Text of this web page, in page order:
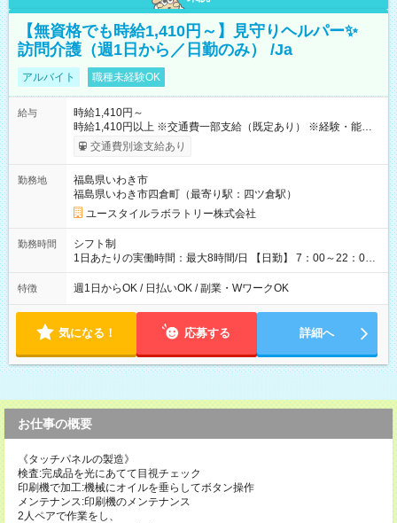
【無資格でも時給1,410円～】見守りヘルパー✨
訪問介護（週1日から／日勤のみ） /Ja
アルバイト 職種未経験OK
給与
時給1,410円～
時給1,410円以上 ※交通費一部支給（既定あり） ※経験・能力を
考慮して決定します 【収入例】 週1回勤務の場合：1,410円×8時
間×4回=4万5,120円 週3回勤務の場合：1,410円×8時間×12回
5,600円 【試用期間】試用期間あり 試用期間の長さ：2ヶ月
※ 雇用形態と給与に、本採用時と異なる部分があります。 雇用
形態：本採用時と同じです。 給与：時給 1,040円以上
交通費別途支給あり
勤務地
福島県いわき市
福島県いわき市四倉町（最寄り駅：四ツ倉駅）
ユースタイルラボラトリー株式会社
勤務時間
シフト制
1日あたりの実働時間：最大8時間/日 【日勤】 7：00～22：00
の間で8時間勤務（休憩時間は法定通り） ※週1日～OK ／ 夜勤
なし ＊＊ 勤務時間例 ＊＊ ■8時から17時 ■9時から18時 ■10
定（毎週同じ曜日勤務）
特徴 週1日からOK / 日払いOK / 副業・WワークOK
気になる！ 応募する 詳細へ
お仕事の概要
《タッチパネルの製造》
検査:完成品を光にあてて目視チェック
印刷機で加工:機械にオイルを垂らしてボタン操作
メンテナンス:印刷機のメンテナンス
2人ペアで作業をし、